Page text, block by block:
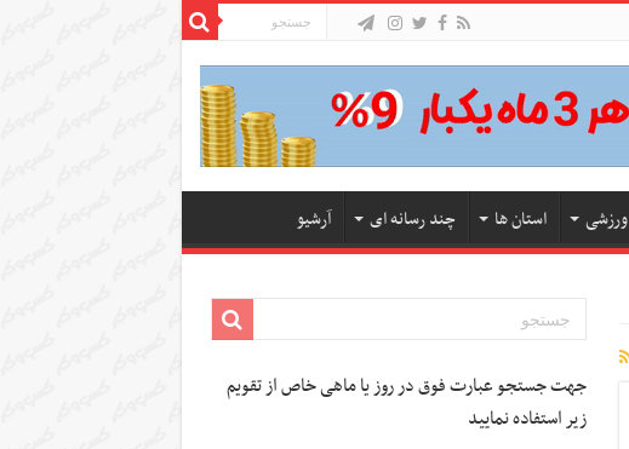
ورزشی استان ها چند رسانه ای آرشیو
جهت جستجو عبارت فوق در روز یا ماهی خاص از تقویم
زیر استفاده نمایید